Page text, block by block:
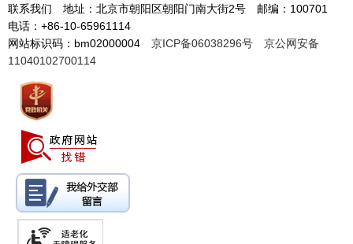
联系我们 地址：北京市朝阳区朝阳门南大街2号 邮编：100701
电话：+86-10-65961114
网站标识码：bm02000004 京ICP备06038296号
京公网安备
11040102700114